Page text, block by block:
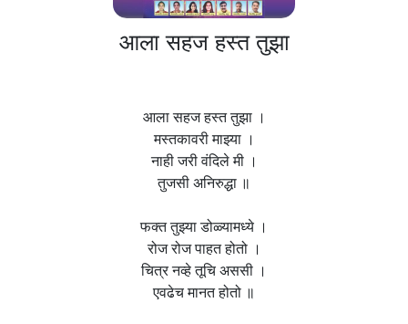
आला सहज हस्त तुझा
आला सहज हस्त तुझा ।
मस्तकावरी माझ्या ।
नाही जरी वंदिले मी ।
तुजसी अनिरुद्धा ॥
फक्त तुझ्या डोळ्यामध्ये ।
रोज रोज पाहत होतो ।
चित्र नव्हे तूचि अससी ।
एवढेच मानत होतो ॥